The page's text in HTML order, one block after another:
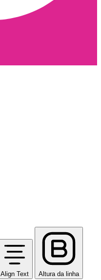
Align Text Altura da linha